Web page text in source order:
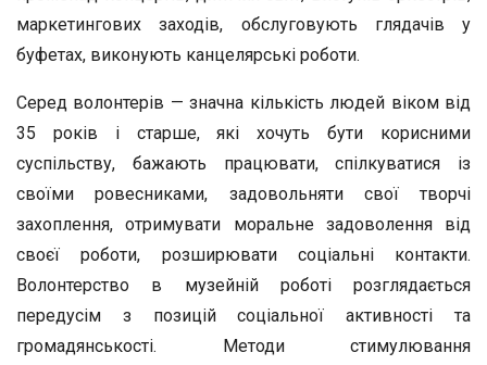
маркетингових заходів, обслуговують глядачів у
буфетах, виконують канцелярські роботи.
Серед волонтерів — значна кількість людей віком від
35 років і старше, які хочуть бути корисними
суспільству, бажають працювати, спілкуватися із
своїми ровесниками, задовольняти свої творчі
захоплення, отримувати моральне задоволення від
своєї роботи, розширювати соціальні контакти.
Волонтерство в музейній роботі розглядається
передусім з позицій соціальної активності та
громадянськості. Методи стимулювання